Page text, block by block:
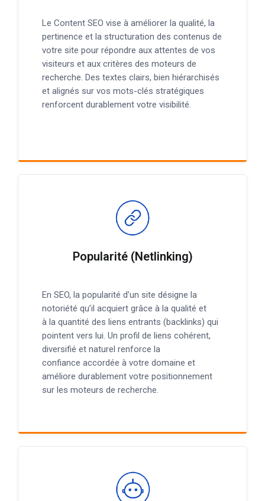
Le Content SEO vise à améliorer la qualité, la
pertinence et la structuration des contenus de
votre site pour répondre aux attentes de vos
visiteurs et aux critères des moteurs de
recherche. Des textes clairs, bien hiérarchisés
et alignés sur vos mots-clés stratégiques
renforcent durablement votre visibilité.
Popularité (Netlinking)
En SEO, la popularité d’un site désigne la
notoriété qu’il acquiert grâce à la qualité et
à la quantité des liens entrants (backlinks) qui
pointent vers lui. Un profil de liens cohérent,
diversifié et naturel renforce la
confiance accordée à votre domaine et
améliore durablement votre positionnement
sur les moteurs de recherche.